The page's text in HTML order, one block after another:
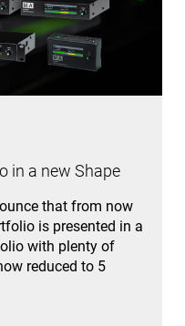
in a new Shape
that from now
is presented in a
with plenty of
reduced to 5